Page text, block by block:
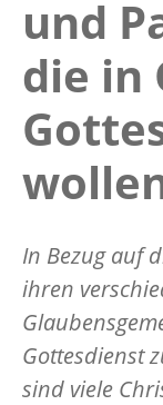
und
die in
In Bezug auf
ihren
Gottesdienst
sind viele